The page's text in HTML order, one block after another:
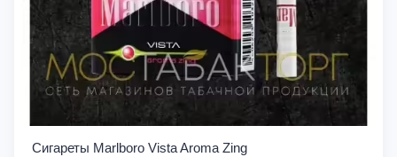
Сигареты Marlboro Vista Aroma Zing